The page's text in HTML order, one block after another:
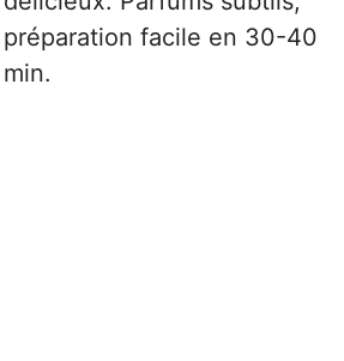
préparation facile en 30-40
min.